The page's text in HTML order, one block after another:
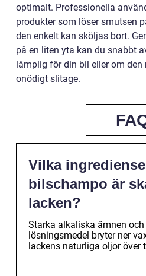
optimalt. Professionella
produkter som löser smutsen
den enkelt kan sköljas bort.
på en liten yta kan du snabbt
lämplig för din bil eller om den
onödigt slitage.
Vilka
bilschampo är
lacken?
Starka alkaliska ämnen
lösningsmedel bryter ner
lackens naturliga oljor över